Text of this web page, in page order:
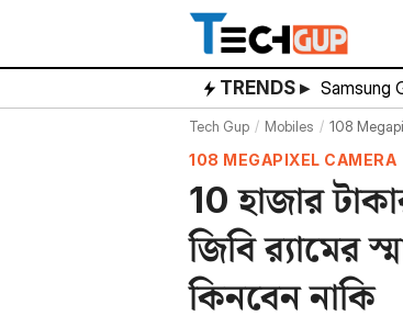
content
TRENDS ▸ Samsung
Tech Gup Mobiles 108
108 MEGAPIXEL CAMERA
10 হাজার
জিবি র‌্যামের
কিনবেন নাকি